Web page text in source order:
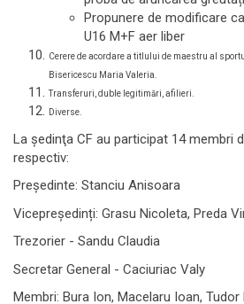
Propunere de modificare
U16 M+F aer liber
Cerere de acordare a titlului de maestru al
Bisericescu Maria Valeria.
Transferuri, duble legitimări, afilieri.
Diverse.
La şedinţa CF au participat 14 membri
respectiv:
Preşedinte: Stanciu Anisoara
Vicepreședinți: Grasu Nicoleta, Preda
Trezorier - Sandu Claudia
Secretar General - Caciuriac Valy
Membri: Bura Ion, Macelaru Ioan, Tudor